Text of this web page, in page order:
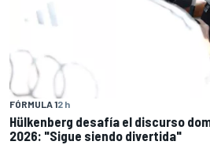
FÓRMULA 12 h
Hülkenberg desafía el discurso
2026: "Sigue siendo divertida"